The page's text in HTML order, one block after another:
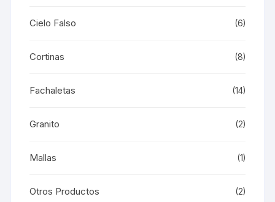
Cielo Falso (6)
Cortinas (8)
Fachaletas (14)
Granito (2)
Mallas (1)
Otros Productos (2)